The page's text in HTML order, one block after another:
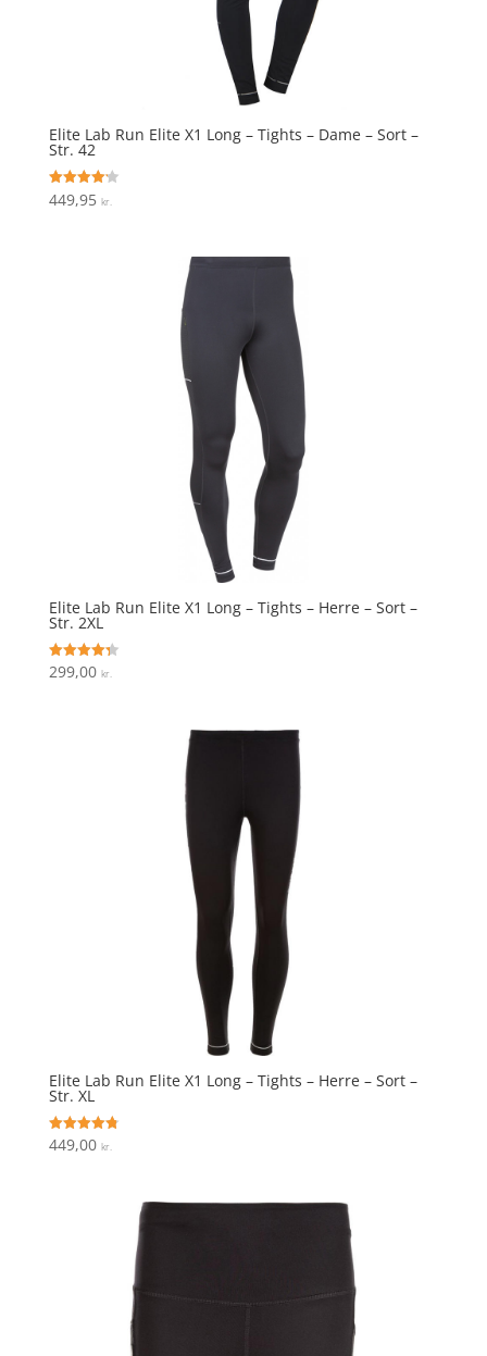
Elite Lab Run Elite X1 Long – Tights – Dame – Sort –
Str. 42
Vurderet
4.2
449,95 kr.
Elite Lab Run Elite X1 Long – Tights – Herre – Sort –
Str. 2XL
Vurderet
4.3
299,00 kr.
Elite Lab Run Elite X1 Long – Tights – Herre – Sort –
Str. XL
Vurderet
4.8
449,00 kr.